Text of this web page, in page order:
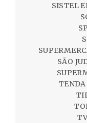
SISTEL
SÃO